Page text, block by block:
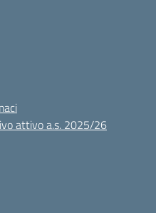
attivo a.s. 2025/26